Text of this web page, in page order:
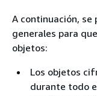
A continuación, se
generales para
objetos:
Los objetos
durante todo